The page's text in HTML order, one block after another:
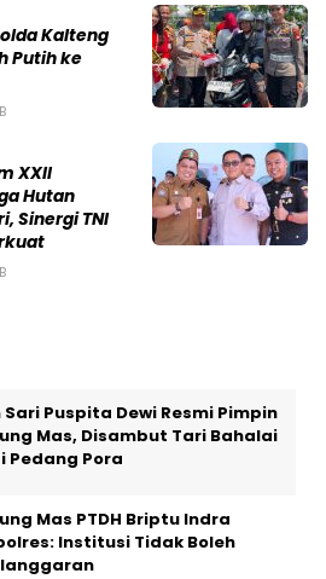
Kalteng
Putih ke
XXII
Hutan
Sinergi TNI
Sari Puspita Dewi Resmi Pimpin
Mas, Disambut Tari Bahalai
Pedang Pora
Mas PTDH Briptu Indra
Institusi Tidak Boleh